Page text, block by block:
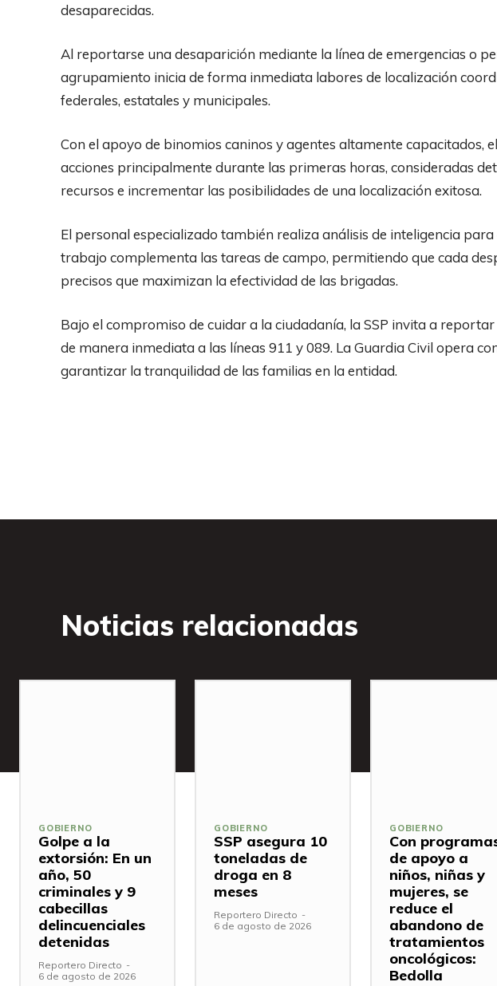
desaparecidas.
Al reportarse una desaparición mediante la línea de emergencias o
agrupamiento inicia de forma inmediata labores de localización
federales, estatales y municipales.
Con el apoyo de binomios caninos y agentes altamente capacitados,
acciones principalmente durante las primeras horas, consideradas
recursos e incrementar las posibilidades de una localización exitosa.
El personal especializado también realiza análisis de inteligencia
trabajo complementa las tareas de campo, permitiendo que cada
precisos que maximizan la efectividad de las brigadas.
Bajo el compromiso de cuidar a la ciudadanía, la SSP invita a
de manera inmediata a las líneas 911 y 089. La Guardia Civil opera
garantizar la tranquilidad de las familias en la entidad.
Noticias relacionadas
GOBIERNO
Golpe a la
extorsión: En un
año, 50
criminales y 9
cabecillas
delincuenciales
detenidas
Reportero Directo -
6 de agosto de 2026
GOBIERNO
SSP asegura 10
toneladas de
droga en 8
meses
Reportero Directo -
6 de agosto de 2026
GOBIERNO
Con
de apoyo a
niños, niñas y
mujeres, se
reduce el
abandono de
tratamientos
oncológicos:
Bedolla